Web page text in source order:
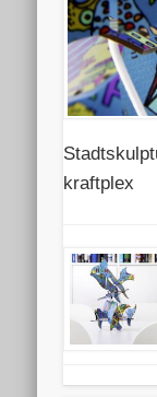
kraftplex